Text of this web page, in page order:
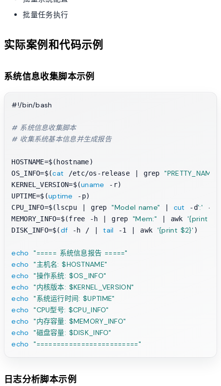
批量任务执行
实际案例和代码示例
系统信息收集脚本示例
#!/bin/bash
# 系统信息收集脚本
# 收集系统基本信息并生成报告
HOSTNAME=$(hostname)
OS_INFO=$(cat /etc/os-release | grep "PRETTY_NAME"
KERNEL_VERSION=$(uname
-r)
UPTIME=$(uptime
-p)
CPU_INFO=$(lscpu | grep "Model name" cut -d':' -
MEMORY_INFO=$(free -h | grep "Mem:" | awk '{print
DISK_INFO=$(df -h / | tail -1 | awk '{print $2}' )
echo
"===== 系统信息报告 ====="
echo
"主机名: $HOSTNAME"
echo
"操作系统: $OS_INFO"
echo
"内核版本: $KERNEL_VERSION"
echo
"系统运行时间: $UPTIME"
echo
"CPU型号: $CPU_INFO"
echo
"内存容量: $MEMORY_INFO"
echo
"磁盘容量: $DISK_INFO"
echo
"========================="
日志分析脚本示例